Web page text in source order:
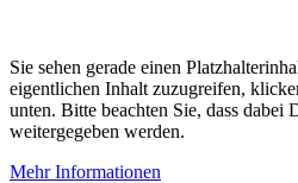
Sie sehen gerade einen
eigentlichen Inhalt zuzugreifen,
unten. Bitte beachten Sie, dass dabei
weitergegeben werden.
Mehr Informationen